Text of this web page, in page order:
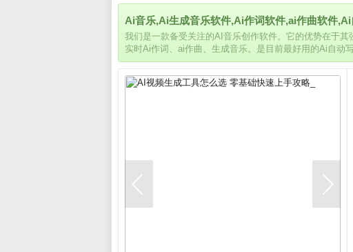
Ai音乐,Ai生成音乐软件,Ai作词软件,ai作曲软件
我们是一款备受关注的AI音乐创作软件。它的优势在于
实时Ai作词、ai作曲、生成音乐。是目前最好用的Ai自动写